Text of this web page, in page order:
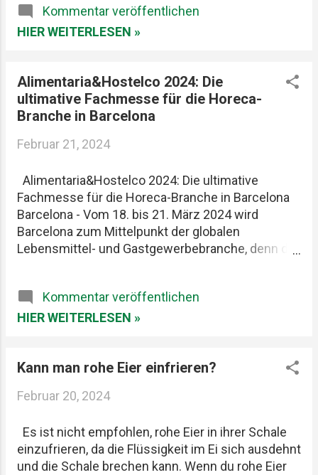
Hersteller variieren, aber im Allgemeinen sind die
Hauptbestandteile und die Süßstoffe
Zielgruppen anzusprechen.
Kommentar veröffentlichen
HIER WEITERLESEN »
Alimentaria&Hostelco 2024: Die
ultimative Fachmesse für die Horeca-
Branche in Barcelona
Februar 21, 2024
Alimentaria&Hostelco 2024: Die ultimative
Fachmesse für die Horeca-Branche in Barcelona
Barcelona - Vom 18. bis 21. März 2024 wird
Barcelona zum Mittelpunkt der globalen
Lebensmittel- und Gastgewerbebranche, denn die
Veranstaltung, die alle zwei Jahre stattfindet,
versammelt die führenden Köpfe und
Alimentaria&Hostelco 2024 präsentiert die
Bereichen Ausstattung, Produkte,
der Horeca-Branche. Zusammen mit den Sektoren
Restaurama und Coffee, Bakery & Pastry bietet die
Messe die größte internationale Plattform in
Kommentar veröffentlichen
HIER WEITERLESEN »
Kann man rohe Eier einfrieren?
Februar 20, 2024
Es ist nicht empfohlen, rohe Eier in ihrer Schale
einzufrieren, da die Flüssigkeit im Ei sich ausdehnt
und die Schale brechen kann. Wenn du rohe Eier